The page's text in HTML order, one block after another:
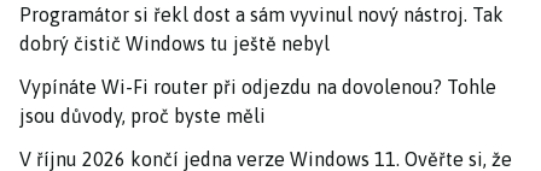
Programátor si řekl dost a sám vyvinul nový nástroj. Tak
dobrý čistič Windows tu ještě nebyl
Vypínáte Wi-Fi router při odjezdu na dovolenou? Tohle
jsou důvody, proč byste měli
V říjnu 2026 končí jedna verze Windows 11. Ověřte si, že